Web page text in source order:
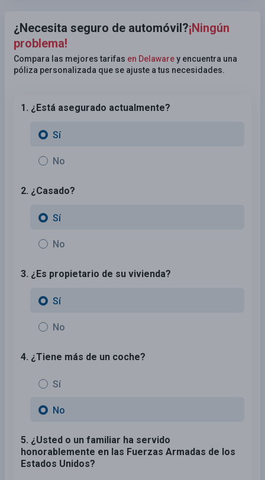
¿Necesita seguro de automóvil?¡Ningún
problema!
Compara las mejores tarifas en Delawarey encuentra una
póliza personalizada que se ajuste a tus necesidades.
1. ¿Está asegurado actualmente?
Sí
No
2. ¿Casado?
Sí
No
3. ¿Es propietario de su vivienda?
Sí
No
4. ¿Tiene más de un coche?
Sí
No
5. ¿Usted o un familiar ha servido
honorablemente en las Fuerzas Armadas de los
Estados Unidos?